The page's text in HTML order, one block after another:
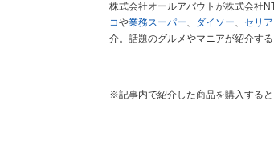
株式会社オールアバウトが株式会社
コや業務スーパー、 ダイソー、 セリア
介。話題のグルメやマニアが紹介す
※記事内で紹介した商品を購入する